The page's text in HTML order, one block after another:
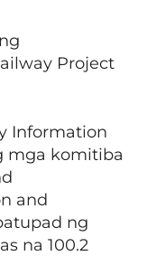
Project
Information
mga komitiba
and
ng
na 100.2